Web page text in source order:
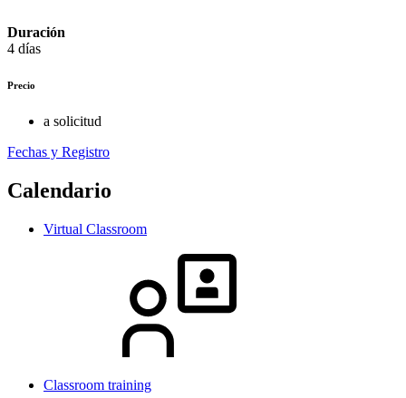
Duración
4 días
Precio
a solicitud
Fechas y Registro
Calendario
Virtual Classroom
Classroom training